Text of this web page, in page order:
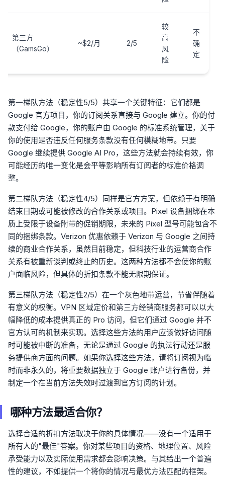
第三方
（GamsGo）
~$2/月 2/5
较
高
风
险
不
确
定
第一梯队方法（稳定性5/5）共享一个关键特征：它们都是
Google 官方项目，你的订阅关系直接与 Google 建立。你的付
款支付给 Google，你的账户由 Google 的标准系统管理，关于
你的使用是否违反任何服务条款没有任何模糊地带。只要
Google 继续提供 Google AI Pro，这些方法就会持续有效，你
可能经历的唯一变化是会平等影响所有订阅者的标准价格调
整。
第二梯队方法（稳定性4/5）同样是官方方案，但依赖于有明确
结束日期或可能被修改的合作关系或项目。Pixel 设备捆绑在本
质上受限于设备附带的促销期限，未来的 Pixel 型号可能包含不
同的捆绑条款。Verizon 优惠依赖于 Verizon 与 Google 之间持
续的商业合作关系，虽然目前稳定，但科技行业的运营商合作
关系有被重新谈判或终止的历史。这两种方法都不会使你的账
户面临风险，但具体的折扣条款不能无限期保证。
第三梯队方法（稳定性2/5）在一个灰色地带运营，节省伴随着
有意义的权衡。VPN 区域定价和第三方经销商服务都可以以大
幅降低的成本提供真正的 Pro 访问，但它们通过 Google 并不
官方认可的机制来实现。选择这些方法的用户应该做好访问随
时可能被中断的准备，无论是通过 Google 的执法行动还是服
务提供商方面的问题。如果你选择这些方法，请将订阅视为临
时而非永久的，将重要数据独立于 Google 账户进行备份，并
制定一个在当前方法失效时过渡到官方订阅的计划。
哪种方法最适合你？
选择合适的折扣方法取决于你的具体情况——没有一个适用于
所有人的"最佳"答案。你对某些项目的资格、地理位置、风险
承受能力以及实际使用需求都会影响决策。与其给出一个普遍
性的建议，不如提供一个将你的情况与最优方法匹配的框架。